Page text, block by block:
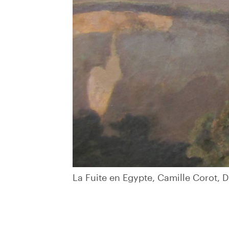
La Fuite en Egypte, Camille Corot,
La Fuite en Egypte, Camille Corot,